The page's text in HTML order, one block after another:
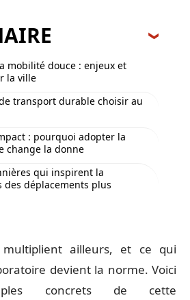
mobilité douce : enjeux et
la ville
transport durable choisir au
: pourquoi adopter la
change la donne
qui inspirent la
des déplacements plus
ailleurs, et ce qui
devient la norme. Voici
concrets de cette